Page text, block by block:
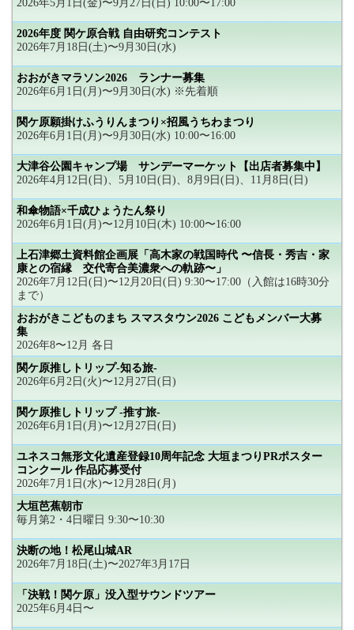
2026年5月1日(金)〜9月27日(日) 10:00〜17:00
2026年度 関ケ原合戦 自由研究コンテスト
2026年7月18日(土)〜9月30日(水)
おおがきマラソン2026 ランナー募集
2026年6月1日(月)〜9月30日(水) ※先着順
関ケ原願掛けふうりんまつり×招風うちわまつり
2026年6月1日(月)〜9月30日(水) 10:00〜16:00
大津谷公園キャンプ場 サンデーマーケット【出店者募集中】
2026年4月12日(日)、5月10日(日)、8月9日(日)、11月8日(日)
和傘物語×千成ひょうたん祭り
2026年6月1日(月)〜12月10日(木) 10:00〜16:00
上石津郷土資料館企画展「高木家の戦国時代 〜信長・秀吉・家
康との宿縁 交代寄合美濃衆への軌跡〜」
2026年7月12日(日)〜12月20日(日) 9:30〜17:00（入館は16時30分
まで）
おおがきこどものまち スマスタウン2026 こどもメンバー大募
集
2026年8〜12月 各日
関ケ原推しトリップ-知る旅-
2026年6月2日(火)〜12月27日(日)
関ケ原推しトリップ -推す旅-
2026年6月1日(月)〜12月27日(日)
ユネスコ無形文化遺産登録10周年記念 大垣まつりPRポスター
コンクール 作品応募受付
2026年7月1日(水)〜12月28日(月)
大垣芭蕉朝市
毎月第2・4日曜日 9:30〜10:30
決断の地！松尾山城AR
2026年7月18日(土)〜2027年3月17日
「決戦！関ケ原」没入型サウンドツアー
2025年6月4日〜